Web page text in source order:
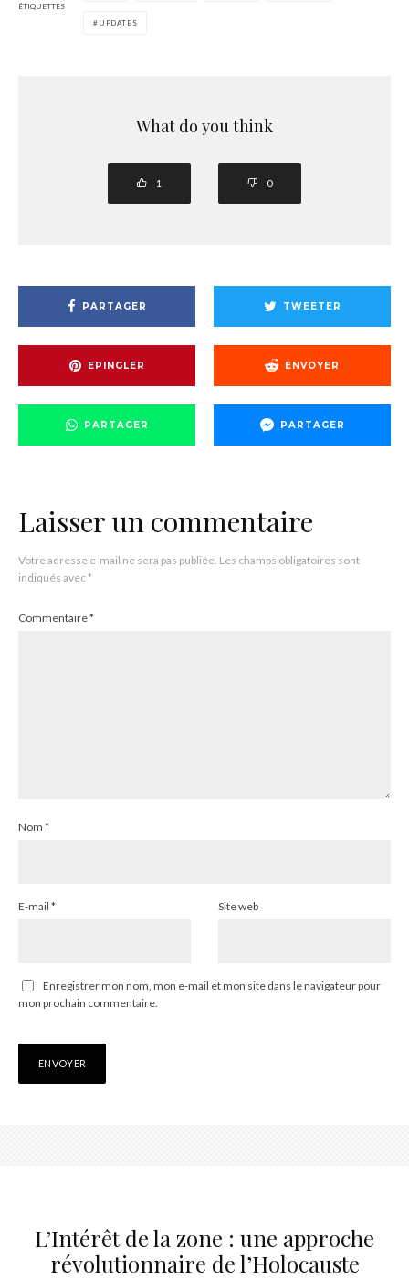
ÉTIQUETTES
UPDATES
What do you think
1 0
PARTAGER TWEETER
EPINGLER ENVOYER
PARTAGER PARTAGER
Laisser un commentaire
Votre adresse e-mail ne sera pas publiée. Les champs obligatoires sont
indiqués avec*
Commentaire*
Nom *
E-mail * Site web
Enregistrer mon nom, mon e-mail et mon site dans le navigateur pour
mon prochain commentaire.
L’Intérêt de la zone : une approche
révolutionnaire de l’Holocauste